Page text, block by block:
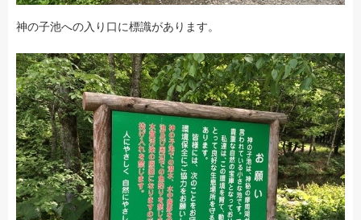
神の子池への入り口に標識があります。